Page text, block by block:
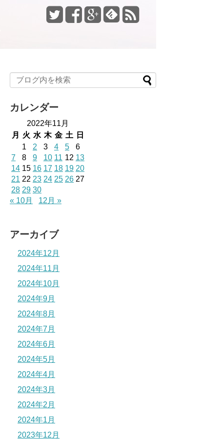
カレンダー
2022年11月
月
火 水 木 金 土
日
1
2 3 4 5
6
7
8 9 10 11 12 13
14 15 16 17 18 19 20
21 22 23 24 25 26 27
28 29 30
« 10月
12月 »
アーカイブ
2024年12月
2024年11月
2024年10月
2024年9月
2024年8月
2024年7月
2024年6月
2024年5月
2024年4月
2024年3月
2024年2月
2024年1月
2023年12月